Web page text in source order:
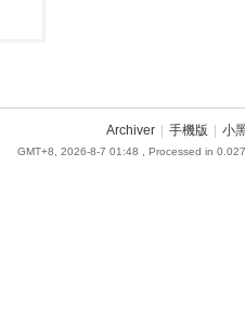
Archiver 手機版 小
GMT+8, 2026-8-7 01:48 , Processed in